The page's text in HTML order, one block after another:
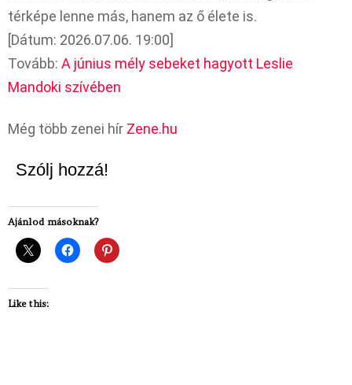
térképe lenne más, hanem az ő élete is.
[Dátum: 2026.07.06. 19:00]
Tovább: A június mély sebeket hagyott Leslie
Mandoki szívében
Még több zenei hír Zene.hu
Szólj hozzá!
Ajánlod másoknak?
Like this: